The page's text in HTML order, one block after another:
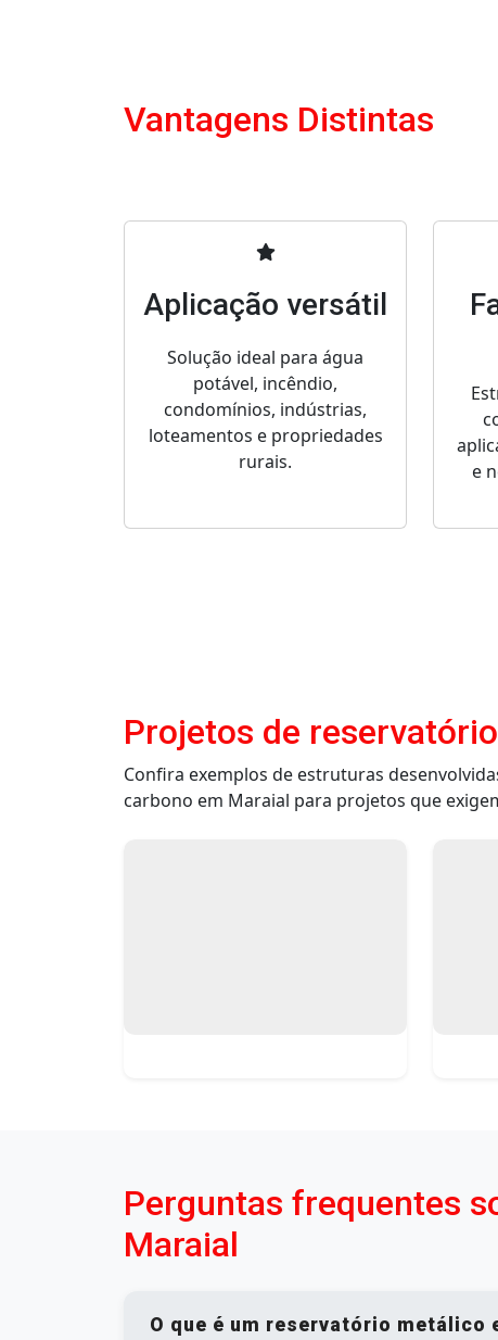
Vantagens Distintas
Aplicação versátil
Solução ideal para água
potável, incêndio,
condomínios, indústrias,
loteamentos e propriedades
rurais.
e
Projetos de
Confira exemplos de estruturas
carbono em Maraial para projetos que
Perguntas frequentes
Maraial
O que é um reservatório metálico